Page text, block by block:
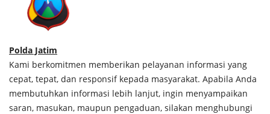
Polda Jatim
Kami berkomitmen memberikan pelayanan informasi yang
cepat, tepat, dan responsif kepada masyarakat. Apabila Anda
membutuhkan informasi lebih lanjut, ingin menyampaikan
saran, masukan, maupun pengaduan, silakan menghubungi